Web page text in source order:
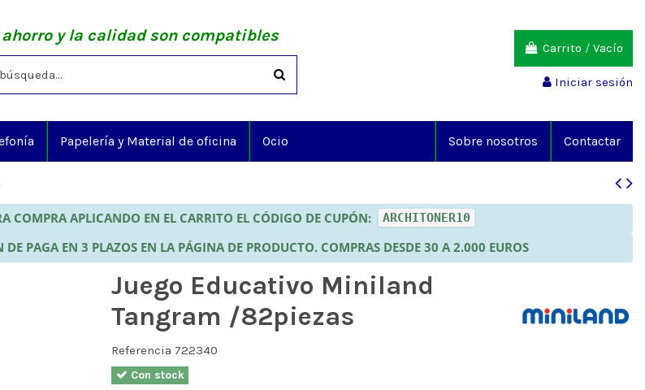
ahorro y la calidad son compatibles
Carrito / Vacío
Iniciar sesión
Papelería y Material de oficina Ocio Contactar
Sobre nosotros
COMPRA APLICANDO EN EL CARRITO EL CÓDIGO DE CUPÓN: ARCHITONER10
PAGA EN 3 PLAZOS EN LA PÁGINA DE PRODUCTO. COMPRAS DESDE 30 A 2.000 EUROS
Juego Educativo Miniland
Tangram /82piezas
Referencia 722340
Con stock